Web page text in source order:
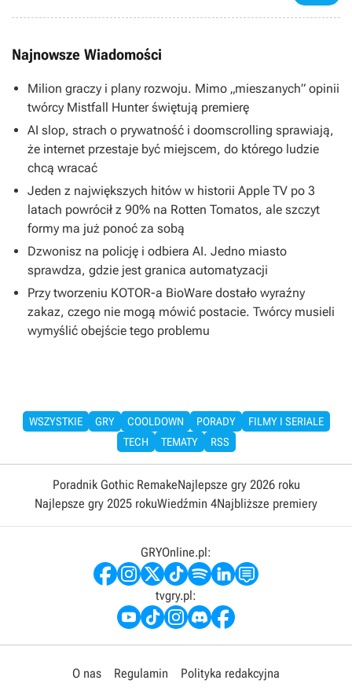
Najnowsze Wiadomości
Milion graczy i plany rozwoju. Mimo „mieszanych” opinii
twórcy Mistfall Hunter świętują premierę
AI slop, strach o prywatność i doomscrolling sprawiają,
że internet przestaje być miejscem, do którego ludzie
chcą wracać
Jeden z największych hitów w historii Apple TV po 3
latach powrócił z 90% na Rotten Tomatos, ale szczyt
formy ma już ponoć za sobą
Dzwonisz na policję i odbiera AI. Jedno miasto
sprawdza, gdzie jest granica automatyzacji
Przy tworzeniu KOTOR-a BioWare dostało wyraźny
zakaz, czego nie mogą mówić postacie. Twórcy musieli
wymyślić obejście tego problemu
WSZYSTKIE GRY COOLDOWN PORADY
FILMY I SERIALE
TECH
TEMATY RSS
Poradnik Gothic RemakeNajlepsze gry 2026 roku
Najlepsze gry 2025 rokuWiedźmin 4Najbliższe premiery
GRYOnline.pl:
tvgry.pl:
O nas Regulamin Polityka redakcyjna